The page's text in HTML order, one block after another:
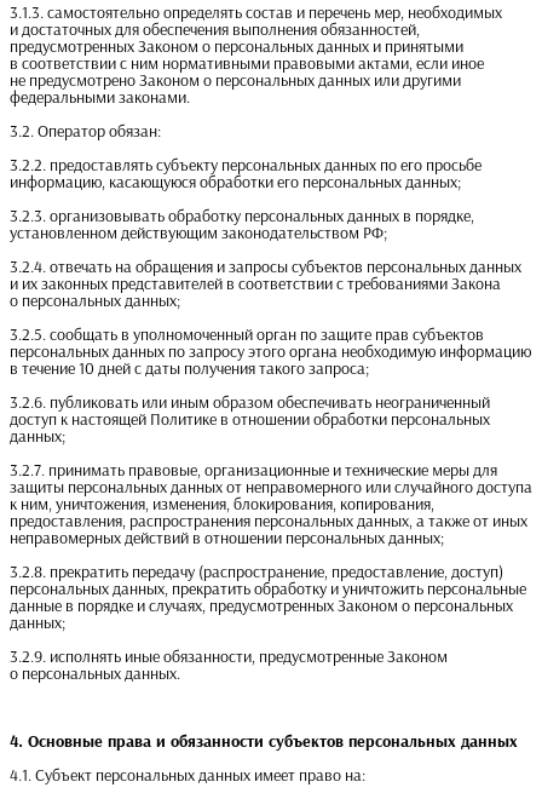
3.1.3. самостоятельно определять состав и перечень мер, необходимых
и достаточных для обеспечения выполнения обязанностей,
предусмотренных Законом о персональных данных и принятыми
в соответствии с ним нормативными правовыми актами, если иное
не предусмотрено Законом о персональных данных или другими
федеральными законами.
3.2. Оператор обязан:
3.2.2. предоставлять субъекту персональных данных по его просьбе
информацию, касающуюся обработки его персональных данных;
3.2.3. организовывать обработку персональных данных в порядке,
установленном действующим законодательством РФ;
3.2.4. отвечать на обращения и запросы субъектов персональных данных
и их законных представителей в соответствии с требованиями Закона
о персональных данных;
3.2.5. сообщать в уполномоченный орган по защите прав субъектов
персональных данных по запросу этого органа необходимую информацию
в течение 10 дней с даты получения такого запроса;
3.2.6. публиковать или иным образом обеспечивать неограниченный
доступ к настоящей Политике в отношении обработки персональных
данных;
3.2.7. принимать правовые, организационные и технические меры для
защиты персональных данных от неправомерного или случайного доступа
к ним, уничтожения, изменения, блокирования, копирования,
предоставления, распространения персональных данных, а также от иных
неправомерных действий в отношении персональных данных;
3.2.8. прекратить передачу (распространение, предоставление, доступ)
персональных данных, прекратить обработку и уничтожить персональные
данные в порядке и случаях, предусмотренных Законом о персональных
данных;
3.2.9. исполнять иные обязанности, предусмотренные Законом
о персональных данных.
4. Основные права и обязанности субъектов персональных данных
4.1. Субъект персональных данных имеет право на: